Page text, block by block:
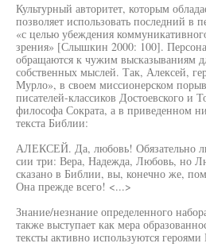
Культурный авторитет, которым
позволяет использовать последний в
«с целью убеждения
зрения» [Слышкин 2000: 100].
обращаются к чужим высказываниям
собственных мыслей. Так, Алексей,
Мурло», в своем миссионерском
писателей-классиков Достоевского и
философа Сократа, а в приведенном
текста Библии:
АЛЕКСЕЙ. Да, любовь! Обязательно
сии три: Вера, Надежда, Любовь, но
сказано в Библии, вы, конечно же,
Она прежде всего! <...>
Знание/незнание определенного
также выступает как мера
тексты активно используются